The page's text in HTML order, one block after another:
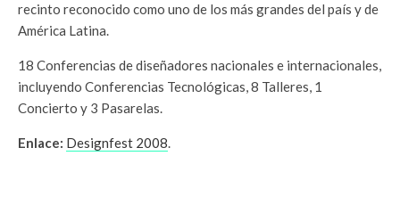
recinto reconocido como uno de los más grandes del país y de
América Latina.
18 Conferencias de diseñadores nacionales e internacionales,
incluyendo Conferencias Tecnológicas, 8 Talleres, 1
Concierto y 3 Pasarelas.
Enlace: Designfest 2008